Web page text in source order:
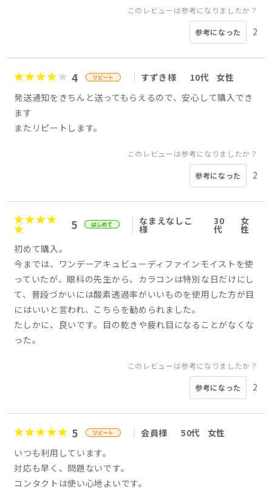
このレビューは参考になりましたか？
参考になった 2
4 すずき様 10代
女性
発送通知をきちんと送ってもらえるので、安心して購入でき
ます
またリピートします。
このレビューは参考になりましたか？
参考になった 2
5 なまえなしこ
様
30
代
女
性
初めて購入。
今までは、ワンデーアキュビューディファインモイストを使
っていたが、眼科の先生から、カラコンは特別な日だけにし
て、普段づかいには酸素透過率がいいものを使用した方が目
にはいいと言われ、こちらを勧められました。
たしかに、良いです。目の乾きや疲れ目になることがなくな
った。
このレビューは参考になりましたか？
参考になった 2
5 会員様 50代
女性
いつも利用しています。
対応も早く、問題ないです。
コンタクトは使い心地よいです。